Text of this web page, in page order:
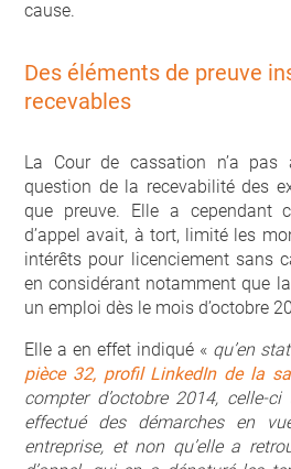
cause.
Des éléments de preuve
recevables
La Cour de cassation n’a pas
question de la recevabilité des
que preuve. Elle a cependant
d’appel avait, à tort, limité les
intérêts pour licenciement sans
en considérant notamment que
un emploi dès le mois d’octobre
Elle a en effet indiqué « qu’en
pièce 32, profil LinkedIn de la
compter d’octobre 2014, celle-ci
effectué des démarches en
entreprise, et non qu’elle a